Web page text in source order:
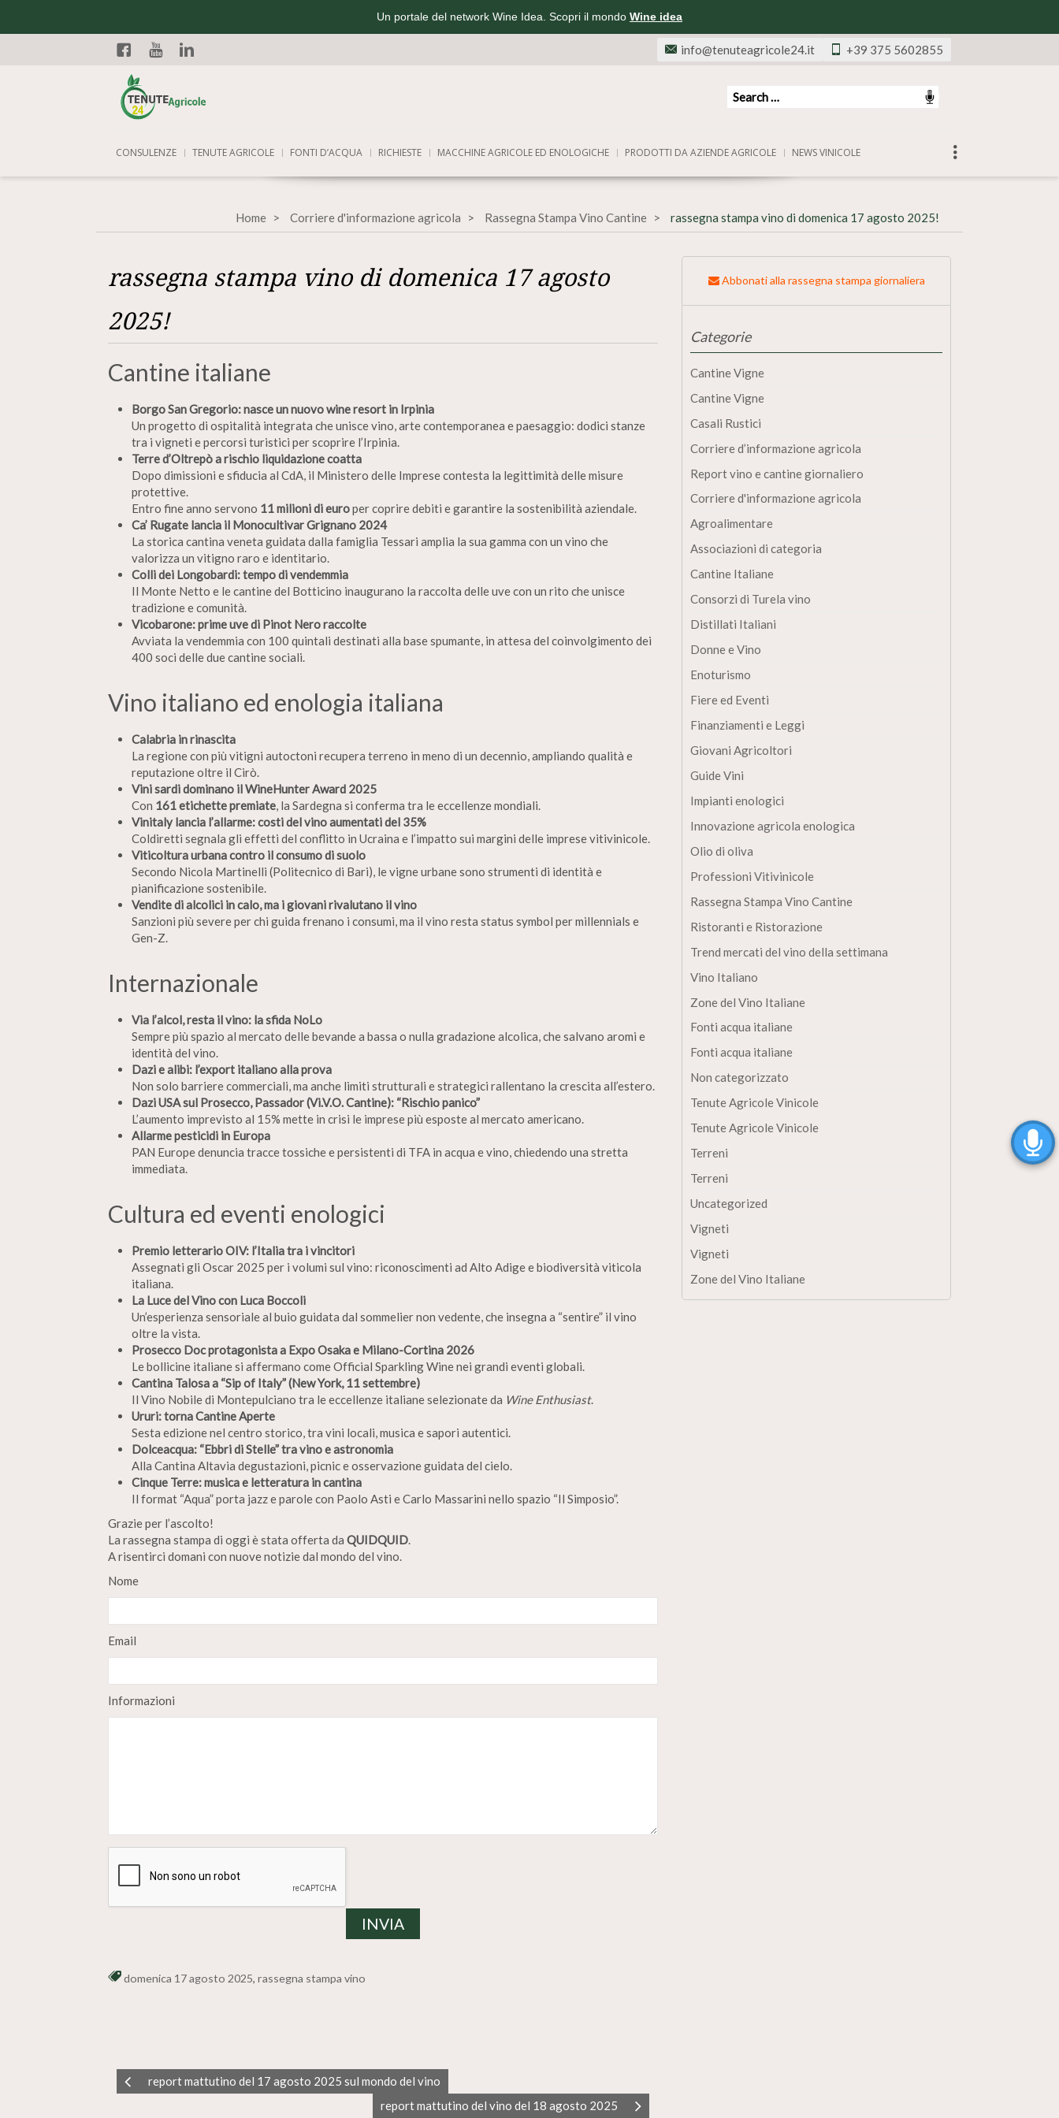
Un portale del network Wine Idea. Scopri il mondo Wine idea
Facebook
+39 375 5602855
info@tenuteagricole24.it
CONSULENZE TENUTE AGRICOLE FONTI D’ACQUA RICHIESTE MACCHINE AGRICOLE ED ENOLOGICHE PRODOTTI DA AZIENDE AGRICOLE NEWS VINICOLE
Home Corriere d'informazione agricola Rassegna Stampa Vino Cantine rassegna stampa vino di domenica 17 agosto 2025!
rassegna stampa vino di domenica 17 agosto
2025!
Cantine italiane
Borgo San Gregorio: nasce un nuovo wine resort in Irpinia
Un progetto di ospitalità integrata che unisce vino, arte contemporanea e paesaggio: dodici stanze
tra i vigneti e percorsi turistici per scoprire l’Irpinia.
Terre d’Oltrepò a rischio liquidazione coatta
Dopo dimissioni e sfiducia al CdA, il Ministero delle Imprese contesta la legittimità delle misure
protettive.
Entro fine anno servono 11 milioni di europer coprire debiti e garantire la sostenibilità aziendale.
Ca’ Rugate lancia il Monocultivar Grignano 2024
La storica cantina veneta guidata dalla famiglia Tessari amplia la sua gamma con un vino che
valorizza un vitigno raro e identitario.
Colli dei Longobardi: tempo di vendemmia
Il Monte Netto e le cantine del Botticino inaugurano la raccolta delle uve con un rito che unisce
tradizione e comunità.
Vicobarone: prime uve di Pinot Nero raccolte
Avviata la vendemmia con 100 quintali destinati alla base spumante, in attesa del coinvolgimento dei
400 soci delle due cantine sociali.
Vino italiano ed enologia italiana
Calabria in rinascita
La regione con più vitigni autoctoni recupera terreno in meno di un decennio, ampliando qualità e
reputazione oltre il Cirò.
Vini sardi dominano il WineHunter Award 2025
Con 161 etichette premiate, la Sardegna si conferma tra le eccellenze mondiali.
Vinitaly lancia l’allarme: costi del vino aumentati del 35%
Coldiretti segnala gli effetti del conflitto in Ucraina e l’impatto sui margini delle imprese vitivinicole.
Viticoltura urbana contro il consumo di suolo
Secondo Nicola Martinelli (Politecnico di Bari), le vigne urbane sono strumenti di identità e
pianificazione sostenibile.
Vendite di alcolici in calo, ma i giovani rivalutano il vino
Sanzioni più severe per chi guida frenano i consumi, ma il vino resta status symbol per millennials e
Gen-Z.
Internazionale
Via l’alcol, resta il vino: la sfida NoLo
Sempre più spazio al mercato delle bevande a bassa o nulla gradazione alcolica, che salvano aromi e
identità del vino.
Dazi e alibi: l’export italiano alla prova
Non solo barriere commerciali, ma anche limiti strutturali e strategici rallentano la crescita all’estero.
Dazi USA sul Prosecco, Passador (Vi.V.O. Cantine): “Rischio panico”
L’aumento imprevisto al 15% mette in crisi le imprese più esposte al mercato americano.
Allarme pesticidi in Europa
PAN Europe denuncia tracce tossiche e persistenti di TFA in acqua e vino, chiedendo una stretta
immediata.
Cultura ed eventi enologici
Premio letterario OIV: l’Italia tra i vincitori
Assegnati gli Oscar 2025 per i volumi sul vino: riconoscimenti ad Alto Adige e biodiversità viticola
italiana.
La Luce del Vino con Luca Boccoli
Un’esperienza sensoriale al buio guidata dal sommelier non vedente, che insegna a “sentire” il vino
oltre la vista.
Prosecco Doc protagonista a Expo Osaka e Milano-Cortina 2026
Le bollicine italiane si affermano come Official Sparkling Wine nei grandi eventi globali.
Cantina Talosa a “Sip of Italy” (New York, 11 settembre)
Il Vino Nobile di Montepulciano tra le eccellenze italiane selezionate da Wine Enthusiast.
Ururi: torna Cantine Aperte
Sesta edizione nel centro storico, tra vini locali, musica e sapori autentici.
Dolceacqua: “Ebbri di Stelle” tra vino e astronomia
Alla Cantina Altavia degustazioni, picnic e osservazione guidata del cielo.
Cinque Terre: musica e letteratura in cantina
Il format “Aqua” porta jazz e parole con Paolo Asti e Carlo Massarini nello spazio “Il Simposio”.
Grazie per l’ascolto!
La rassegna stampa di oggi è stata offerta da QUIDQUID.
A risentirci domani con nuove notizie dal mondo del vino.
Nome
Email
Informazioni
domenica 17 agosto 2025, rassegna stampa vino
report mattutino del 17 agosto 2025 sul mondo del vino
report mattutino del vino del 18 agosto 2025
Abbonati alla rassegna stampa giornaliera
Categorie
Cantine Vigne
Cantine Vigne
Casali Rustici
Corriere d’informazione agricola
Report vino e cantine giornaliero
Corriere d'informazione agricola
Agroalimentare
Associazioni di categoria
Cantine Italiane
Consorzi di Turela vino
Distillati Italiani
Donne e Vino
Enoturismo
Fiere ed Eventi
Finanziamenti e Leggi
Giovani Agricoltori
Guide Vini
Impianti enologici
Innovazione agricola enologica
Olio di oliva
Professioni Vitivinicole
Rassegna Stampa Vino Cantine
Ristoranti e Ristorazione
Trend mercati del vino della settimana
Vino Italiano
Zone del Vino Italiane
Fonti acqua italiane
Fonti acqua italiane
Non categorizzato
Tenute Agricole Vinicole
Tenute Agricole Vinicole
Terreni
Terreni
Uncategorized
Vigneti
Vigneti
Zone del Vino Italiane